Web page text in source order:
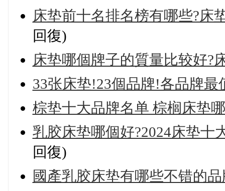
床垫前十名排名榜有哪些?床
回復)
床垫哪個牌子的質量比较好?
33张床垫!23個品牌!各品牌最
棕垫十大品牌名单 棕榈床垫
乳胶床垫哪個好?2024床垫十
回復)
國產乳胶床垫有哪些不错的品